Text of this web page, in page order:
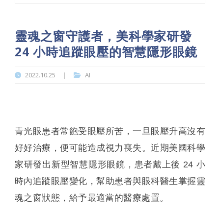
靈魂之窗守護者，美科學家研發
24 小時追蹤眼壓的智慧隱形眼鏡
2022.10.25 | AI
青光眼患者常飽受眼壓所苦，一旦眼壓升高沒有
好好治療，便可能造成視力喪失。近期美國科學
家研發出新型智慧隱形眼鏡，患者戴上後 24 小
時內追蹤眼壓變化，幫助患者與眼科醫生掌握靈
魂之窗狀態，給予最適當的醫療處置。